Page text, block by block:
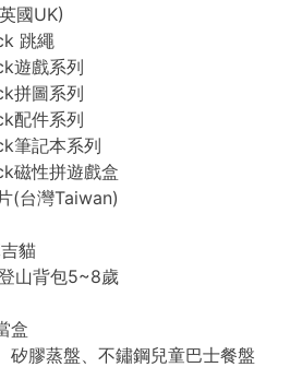
國UK)
跳繩
遊戲系列
拼圖系列
配件系列
筆記本系列
磁性拼遊戲盒
(台灣Taiwan)
貓
山背包5~8歲
盒
矽膠蒸盤、不鏽鋼兒童巴士餐盤